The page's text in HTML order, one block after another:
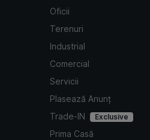
Oficii
Terenuri
Industrial
Comercial
Servicii
Plasează Anunț
Trade-IN
Exclusive
Prima Casă